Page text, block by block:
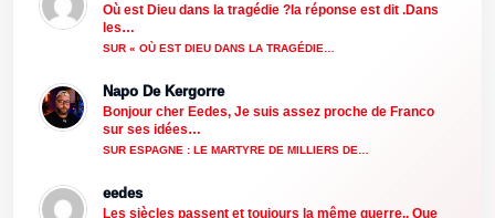
Où est Dieu dans la tragédie ?la réponse est dit .Dans
les…
SUR « OÙ EST DIEU DANS LA TRAGÉDIE…
Napo De Kergorre
Bonjour cher Eedes, Je suis assez proche de Franco
sur ses idées…
SUR ESPAGNE : LE MARTYRE DE MILLIERS DE…
eedes
Les siècles passent et toujours la même guerre.. Que